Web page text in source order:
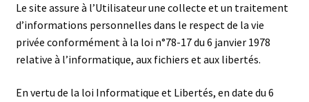
Le site assure à l’Utilisateur une collecte et un traitement
d’informations personnelles dans le respect de la vie
privée conformément à la loi n°78-17 du 6 janvier 1978
relative à l’informatique, aux fichiers et aux libertés.
En vertu de la loi Informatique et Libertés, en date du 6